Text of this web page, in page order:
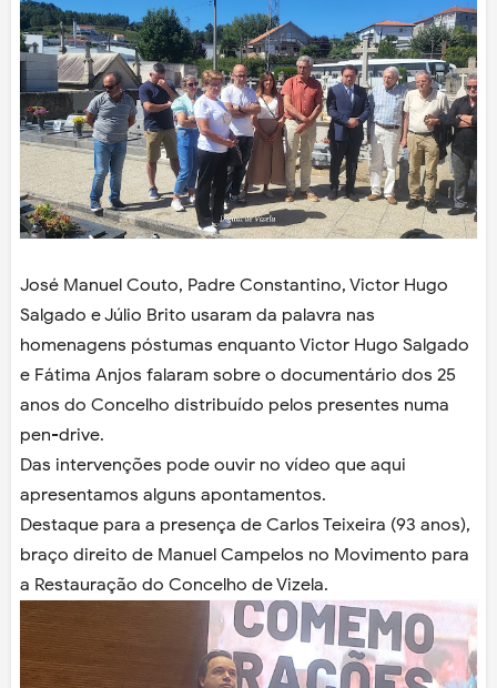
José Manuel Couto, Padre Constantino, Victor Hugo
Salgado e Júlio Brito usaram da palavra nas
homenagens póstumas enquanto Victor Hugo Salgado
e Fátima Anjos falaram sobre o documentário dos 25
anos do Concelho distribuído pelos presentes numa
pen-drive.
Das intervenções pode ouvir no vídeo que aqui
apresentamos alguns apontamentos.
Destaque para a presença de Carlos Teixeira (93 anos),
braço direito de Manuel Campelos no Movimento para
a Restauração do Concelho de Vizela.